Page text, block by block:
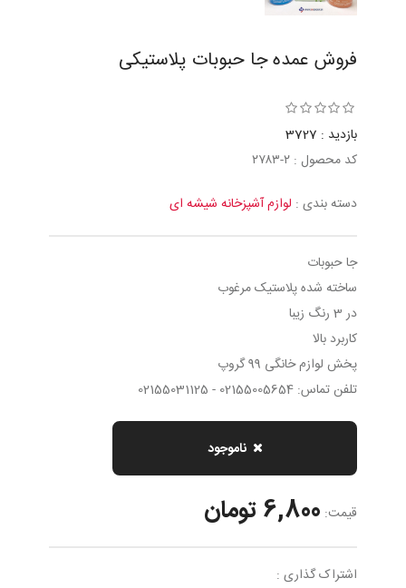
فروش عمده جا حبوبات پلاستیکی
بازدید : 3727
کد محصول : ٢-٢٧٨٣
دسته بندی : لوازم آشپزخانه شیشه ای
جا حبوبات
ساخته شده پلاستیک مرغوب
در 3 رنگ زیبا
کاربرد بالا
پخش لوازم خانگی 99 گروپ
تلفن تماس: 02155005654 - 02155031125
ناموجود
قیمت: 6,800 تومان
اشتراک گذاری :